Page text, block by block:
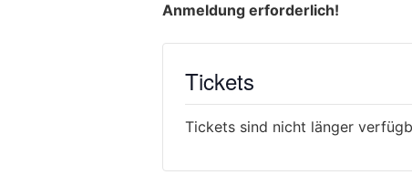
Anmeldung erforderlich!
Tickets
Tickets sind nicht länger